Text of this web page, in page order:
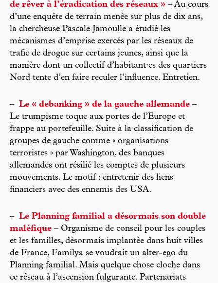
de rêver à l’éradication des réseaux » – Au cours
d’une enquête de terrain menée sur plus de dix ans,
la chercheuse Pascale Jamoulle a étudié les
mécanismes d’emprise exercés par les réseaux de
trafic de drogue sur certains jeunes, ainsi que la
manière dont un collectif d’habitant·es des quartiers
Nord tente d’en faire reculer l’influence. Entretien.
– Le « debanking » de la gauche allemande –
Le trumpisme toque aux portes de l’Europe et
frappe au portefeuille. Suite à la classification de
groupes de gauche comme « organisations
terroristes » par Washington, des banques
allemandes ont résilié les comptes de plusieurs
mouvements. Le motif : entretenir des liens
financiers avec des ennemis des USA.
– Le Planning familial a désormais son double
maléfique – Organisme de conseil pour les couples
et les familles, désormais implantée dans huit villes
de France, Familya se voudrait un alter-ego du
Planning familial. Mais quelque chose cloche dans
ce réseau à l’ascension fulgurante. Partenariats